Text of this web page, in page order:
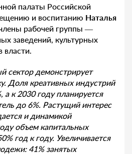
палаты Российской
и воспитанию Наталья
рабочей группы —
заведений, культурных
власти.
сектор демонстрирует
Доля креативных индустрий
к 2030 году планируется
до 6%. Растущий интерес
и динамикой
объем капитальных
год к году. Увеличивается
41% занятых